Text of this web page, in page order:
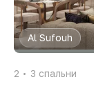
Al Sufouh
2 3 спальни